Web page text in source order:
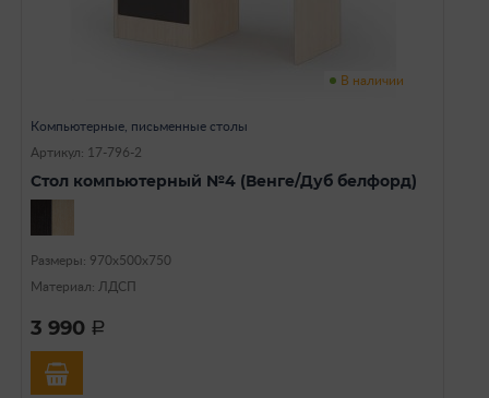
В наличии
Компьютерные, письменные столы
Артикул: 17-796-2
Стол компьютерный №4 (Венге/Дуб белфорд)
Размеры: 970х500х750
Материал: ЛДСП
3 990 a